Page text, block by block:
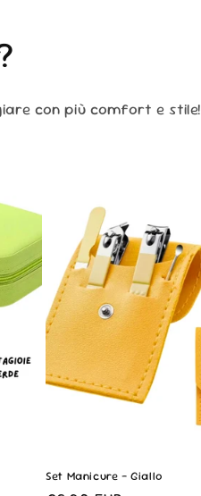
con più comfort e stile!
Set Manicure - Giallo